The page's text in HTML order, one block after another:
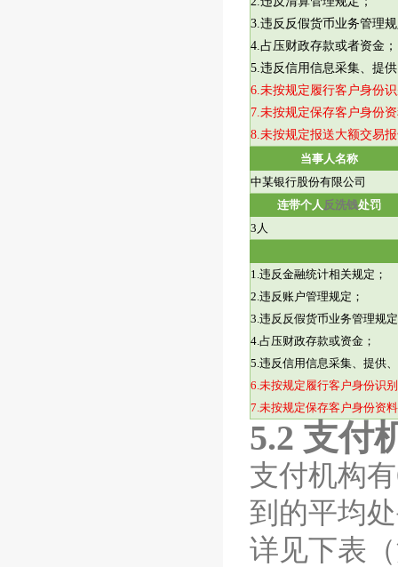
3.违反反假货币业务管理
4.占压财政存款或者资金；
5.违反信用信息采集、提
6.未按规定履行客户身份
7.未按规定保存客户身份
8.未按规定报送大额交易
当事人名称
中某银行股份有限公司
连带个人反洗钱处罚
3 人
1.违反金融统计相关规定；
2.违反账户管理规定；
3.违反反假货币业务管理规
4.占压财政存款或资金；
5.违反信用信息采集、提供
6.未按规定履行客户身份识
7.未按规定保存客户身份资
5.2 支付
支付机构有
到的平均
详见下表